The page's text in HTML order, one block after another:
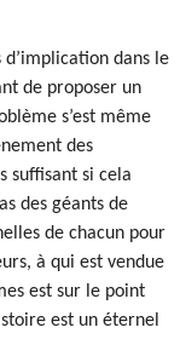
dans le
de proposer un
s’est même
des
suffisant si cela
des géants de
de chacun pour
à qui est vendue
est sur le point
est un éternel